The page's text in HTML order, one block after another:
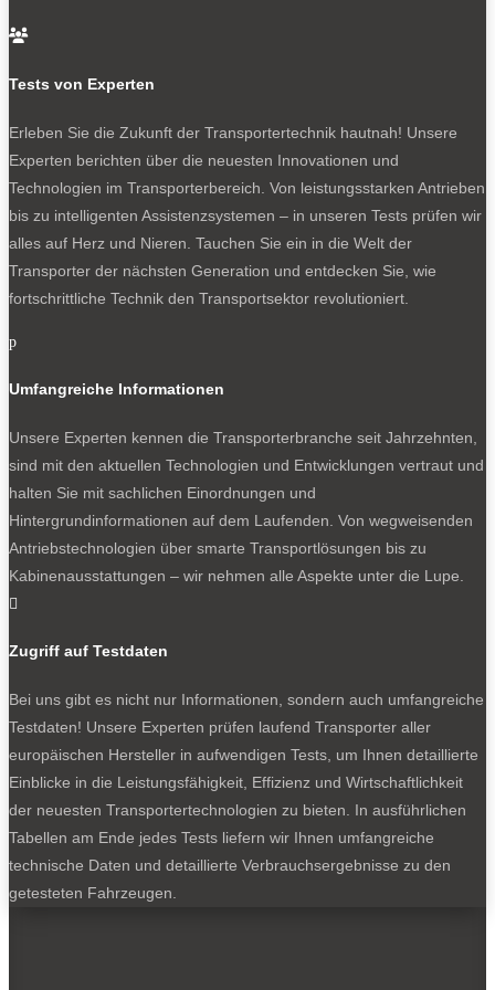
das passt dann also doch zum Designpaket.
Noch mehr zum Opel Combo und seine Kollegen von
Stellantis: Vans von Citroen, Fiat, Opel und Peugeot
runderneuert
0
Erster Lieferwagen und Transporter mit Matrix-LED-
Scheinwerfern: Opel Combo Cargo.
Schick, aber vor allem lichtstark und damit ein Beitrag zur
Sicherheit: Matrix-LED-Scheinwerfer für den Opel Combo
Cargo.

Tests von Experten
Erleben Sie die Zukunft der Transportertechnik hautnah! Unsere
Experten berichten über die neuesten Innovationen und
Technologien im Transporterbereich. Von leistungsstarken Antrieben
bis zu intelligenten Assistenzsystemen – in unseren Tests prüfen wir
alles auf Herz und Nieren. Tauchen Sie ein in die Welt der
Transporter der nächsten Generation und entdecken Sie, wie
fortschrittliche Technik den Transportsektor revolutioniert.
p
Umfangreiche Informationen
Unsere Experten kennen die Transporterbranche seit Jahrzehnten,
sind mit den aktuellen Technologien und Entwicklungen vertraut und
halten Sie mit sachlichen Einordnungen und
Hintergrundinformationen auf dem Laufenden. Von wegweisenden
Antriebstechnologien über smarte Transportlösungen bis zu
Kabinenausstattungen – wir nehmen alle Aspekte unter die Lupe.

Zugriff auf Testdaten
Bei uns gibt es nicht nur Informationen, sondern auch umfangreiche
Testdaten! Unsere Experten prüfen laufend Transporter aller
europäischen Hersteller in aufwendigen Tests, um Ihnen detaillierte
Einblicke in die Leistungsfähigkeit, Effizienz und Wirtschaftlichkeit
der neuesten Transportertechnologien zu bieten. In ausführlichen
Tabellen am Ende jedes Tests liefern wir Ihnen umfangreiche
technische Daten und detaillierte Verbrauchsergebnisse zu den
getesteten Fahrzeugen.